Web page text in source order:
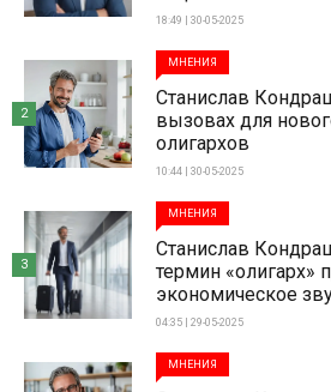
18:49 | 30-05-2025
МНЕНИЯ
Станислав
вызовах для
олигархов
10:44 | 30-05-2025
2
МНЕНИЯ
Станислав
термин «олигарх»
экономическое
04:35 | 29-05-2025
3
МНЕНИЯ